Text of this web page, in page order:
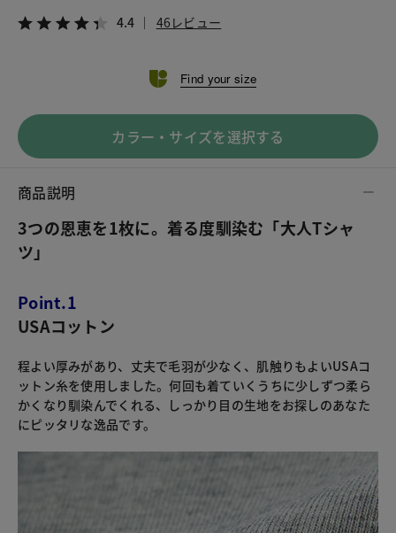
4.4 46レビュー
Find your size
カラー・サイズを選択する
商品説明
3つの恩恵を1枚に。着る度馴染む「大人Tシャ
ツ」
Point.1
USAコットン
程よい厚みがあり、丈夫で毛羽が少なく、肌触りもよいUSAコ
ットン糸を使用しました。何回も着ていくうちに少しずつ柔ら
かくなり馴染んでくれる、しっかり目の生地をお探しのあなた
にピッタリな逸品です。
LINE X